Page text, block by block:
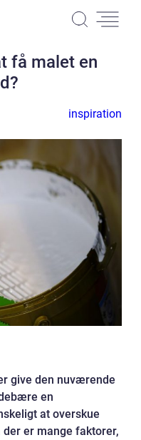
få malet en
inspiration
give den nuværende
en
at overskue
er mange faktorer,